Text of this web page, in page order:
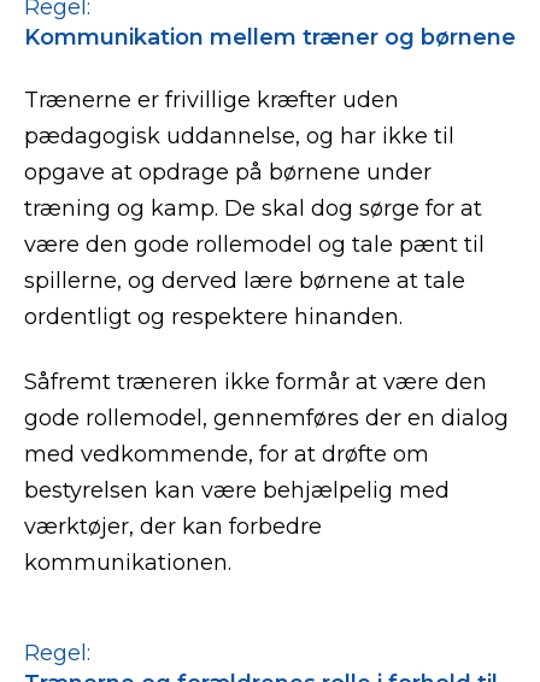
Regel:
Kommunikation mellem træner og børnene
Trænerne er frivillige kræfter uden
pædagogisk uddannelse, og har ikke til
opgave at opdrage på børnene under
træning og kamp. De skal dog sørge for at
være den gode rollemodel og tale pænt til
spillerne, og derved lære børnene at tale
ordentligt og respektere hinanden.
Såfremt træneren ikke formår at være den
gode rollemodel, gennemføres der en dialog
med vedkommende, for at drøfte om
bestyrelsen kan være behjælpelig med
værktøjer, der kan forbedre
kommunikationen.
Regel: